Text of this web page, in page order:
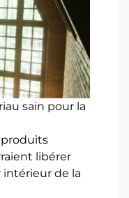
sain pour la
libérer
intérieur de la